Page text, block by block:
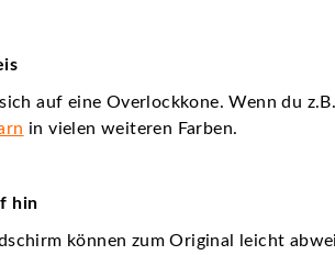
auf eine Overlockkone. Wenn du
in vielen weiteren Farben.
hin
können zum Original leicht